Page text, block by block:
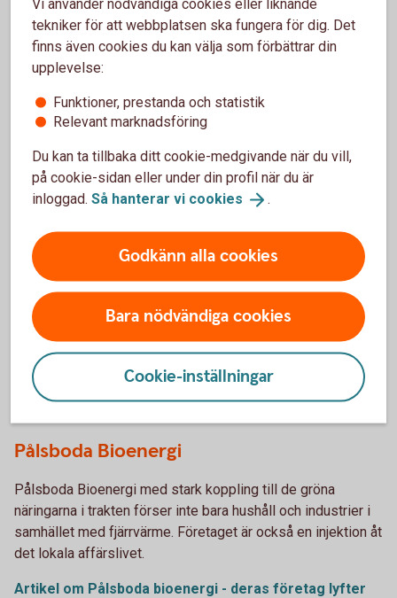
Företaget ska:
ha sin bas i jord, skog, trädgård eller
landsbygdens miljö.
investeringar och mål.
vara innovativt och ha en affärsplan med goda
vara lönsamt och gett vinst de senaste tre åren.
Årets spjutspetsföretag har delats ut sedan 2004
företag inom de gröna näringarna. Tävlingen
arrangeras av Land Lantbruk, Ludvig & Co, LRF
Ungdomen samt Swedbank och Sparbankerna.
Finalister Årets spjutspets 2023
Pålsboda Bioenergi
Pålsboda Bioenergi med stark koppling till de gröna
näringarna i trakten förser inte bara hushåll och industrier i
samhället med fjärrvärme. Företaget är också en injektion åt
det lokala affärslivet.
Artikel om Pålsboda bioenergi - deras företag lyfter
Vi använder nödvändiga cookies eller liknande
tekniker för att webbplatsen ska fungera för dig. Det
finns även cookies du kan välja som förbättrar din
upplevelse:
Funktioner, prestanda och statistik
Relevant marknadsföring
Du kan ta tillbaka ditt cookie-medgivande när du vill,
på cookie-sidan eller under din profil när du är
inloggad. Så hanterar vi cookies .
Godkänn alla cookies
Bara nödvändiga cookies
Cookie-inställningar